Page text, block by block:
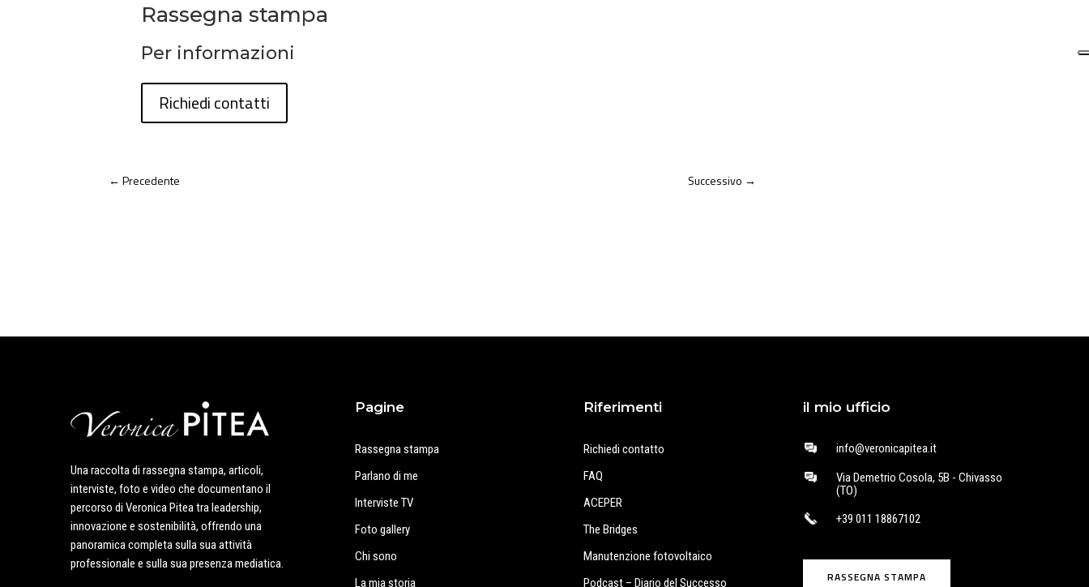
Rassegna stampa
Per informazioni
Richiedi contatti
←Precedente Successivo →
Una raccolta di rassegna stampa, articoli,
interviste, foto e video che documentano il
percorso di Veronica Pitea tra leadership,
innovazione e sostenibilità, offrendo una
panoramica completa sulla sua attività
professionale e sulla sua presenza mediatica.
Pagine
Rassegna stampa
Parlano di me
Interviste TV
Foto gallery
Chi sono
La mia storia
Riferimenti
Richiedi contatto
FAQ
ACEPER
The Bridges
Manutenzione fotovoltaico
Podcast – Diario del Successo
il mio ufficio
info@veronicapitea.it
Via Demetrio Cosola, 5B - Chivasso
(TO)
+39 011 18867102
RASSEGNA STAMPA